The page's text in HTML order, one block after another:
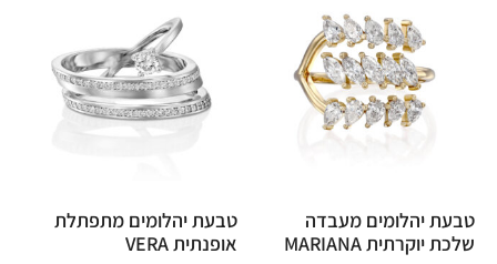
טבעת יהלומים מעבדה
שלכת יוקרתית MARIANA
טבעת יהלומים מתפתלת
אופנתית VERA